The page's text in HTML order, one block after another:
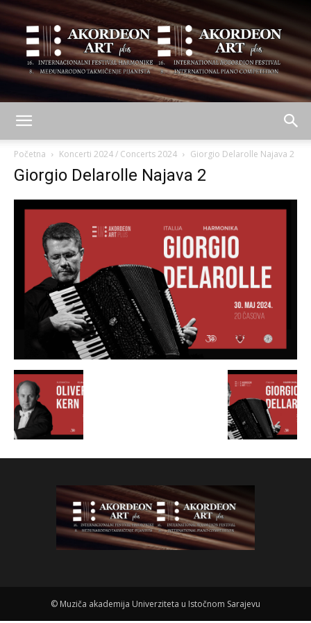
plus
Početna Koncerti 2024 / Concerts 2024 Giorgio Delarolle Najava 2
Giorgio Delarolle Najava 2
© Muziča akademija Univerziteta u Istočnom Sarajevu